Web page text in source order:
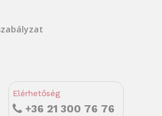
Elérhetőség
+36 21 300 76 76